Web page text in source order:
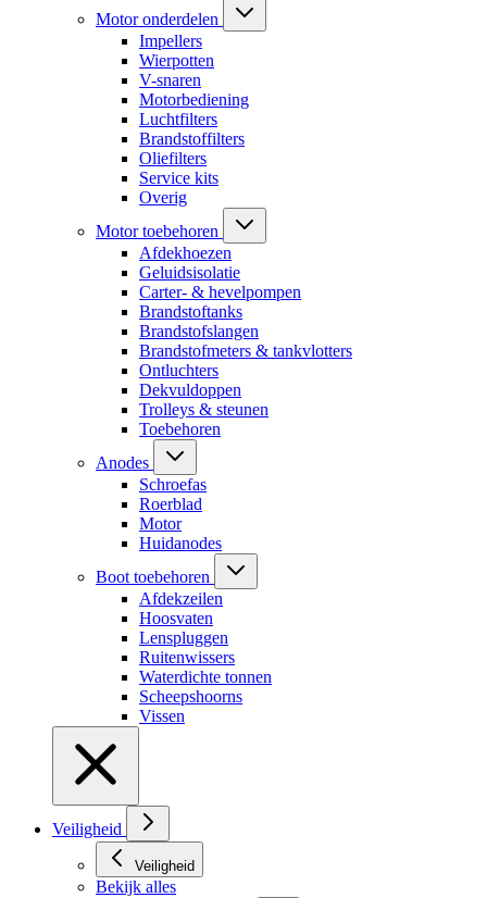
Motor onderdelen
Impellers
Wierpotten
V-snaren
Motorbediening
Luchtfilters
Brandstoffilters
Oliefilters
Service kits
Overig
Motor toebehoren
Afdekhoezen
Geluidsisolatie
Carter- & hevelpompen
Brandstoftanks
Brandstofslangen
Brandstofmeters & tankvlotters
Ontluchters
Dekvuldoppen
Trolleys & steunen
Toebehoren
Anodes
Schroefas
Roerblad
Motor
Huidanodes
Boot toebehoren
Afdekzeilen
Hoosvaten
Lenspluggen
Ruitenwissers
Waterdichte tonnen
Scheepshoorns
Vissen
Veiligheid
Veiligheid
Bekijk alles